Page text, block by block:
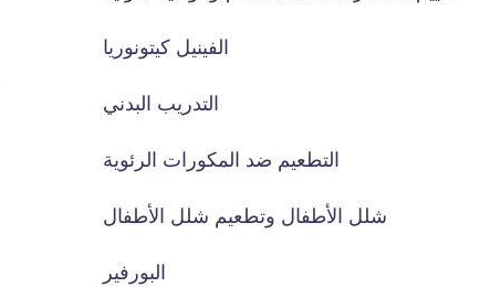
الفينيل كيتونوريا
التدريب البدني
التطعيم ضد المكورات الرئوية
شلل الأطفال وتطعيم شلل الأطفال
البورفير